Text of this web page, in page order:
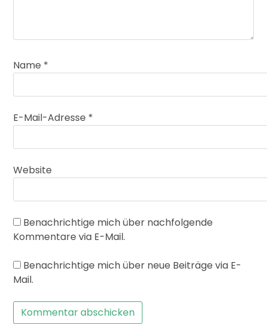
Name *
E-Mail-Adresse *
Website
Benachrichtige mich über nachfolgende
Kommentare via E-Mail.
Benachrichtige mich über neue Beiträge via E-
Mail.